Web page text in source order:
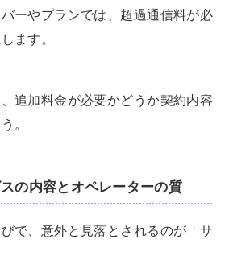
ーやプランでは、超過通信料が必
ます。
追加料金が必要かどうか契約内容
。
の内容とオペレーターの質
で、意外と見落とされるのが「サ